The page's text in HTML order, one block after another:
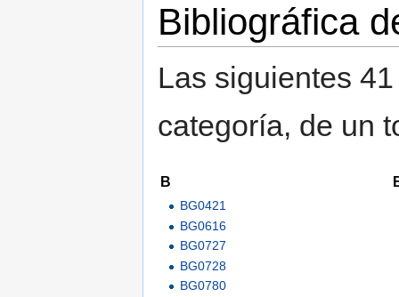
Bibliográfica
Las siguientes
categoría, de un
B
BG0421
BG0616
BG0727
BG0728
BG0780